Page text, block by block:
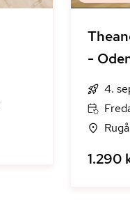
-
4.
1.290